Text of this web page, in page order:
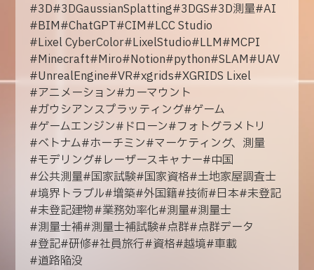
#3D#3DGaussianSplatting#3DGS#3D測量#AI
#BIM#ChatGPT#CIM#LCC Studio
#Lixel CyberColor#LixelStudio#LLM#MCPI
#Minecraft#Miro#Notion#python#SLAM#UAV
#UnrealEngine#VR#xgrids#XGRIDS Lixel
#アニメーション#カーマウント
#ガウシアンスプラッティング#ゲーム
#ゲームエンジン# ドローン#フォトグラメトリ
#ベトナム#ホーチミン#マーケティング、測量
#モデリング#レーザースキャナー#中国
#公共測量#国家試験#国家資格#土地家屋調査士
#境界トラブル#増築#外国籍#技術#日本#未登記
#未登記建物#業務効率化#測量#測量士
#測量士補#測量士補試験#点群#点群データ
#登記#研修#社員旅行#資格#越境#車載
#道路陥没